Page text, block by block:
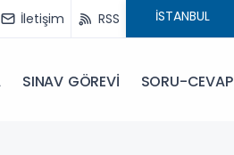
İletişim RSS
SINAV GÖREVİ SORU-CEVAP